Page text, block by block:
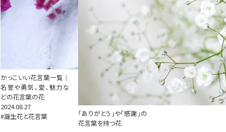
かっこいい花言葉一覧｜
名誉や勇気、愛、魅力な
どの花言葉の花
2024.08.27
#誕生花と花言葉
「ありがとう」や「感謝」の
花言葉を持つ花